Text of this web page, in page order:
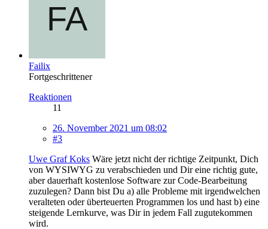
Failix
Fortgeschrittener
Reaktionen
11
26. November 2021 um 08:02
#3
Uwe Graf Koks Wäre jetzt nicht der richtige Zeitpunkt, Dich
von WYSIWYG zu verabschieden und Dir eine richtig gute,
aber dauerhaft kostenlose Software zur Code-Bearbeitung
zuzulegen? Dann bist Du a) alle Probleme mit irgendwelchen
veralteten oder überteuerten Programmen los und hast b) eine
steigende Lernkurve, was Dir in jedem Fall zugutekommen
wird.